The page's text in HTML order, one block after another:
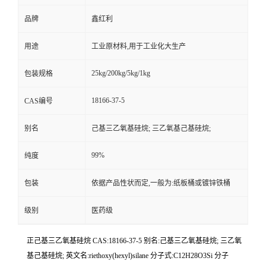
品牌 鑫红利
用途 工业原材料,用于工业化大生产
包装规格 25kg/200kg/5kg/1kg
CAS编号 18166-37-5
别名 己基三乙氧基硅烷; 三乙氧基己基硅烷;
纯度 99%
包装 依据产品性状而定,一般为:纸板桶或镀锌铁桶
级别 医药级
正己基三乙氧基硅烷 CAS:18166-37-5 别名:己基三乙氧基硅烷; 三乙氧
基己基硅烷; 英文名:riethoxy(hexyl)silane 分子式:C12H28O3Si 分子